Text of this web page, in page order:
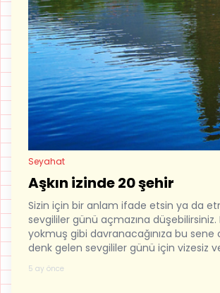
Seyahat
Aşkın izinde 20 şehir
Sizin için bir anlam ifade etsin ya da
sevgililer günü açmazına düşebilirsiniz.
yokmuş gibi davranacağınıza bu
denk gelen sevgililer günü için vizesiz
gidilebilecek önerilerimizi dikkate
5 ay önce